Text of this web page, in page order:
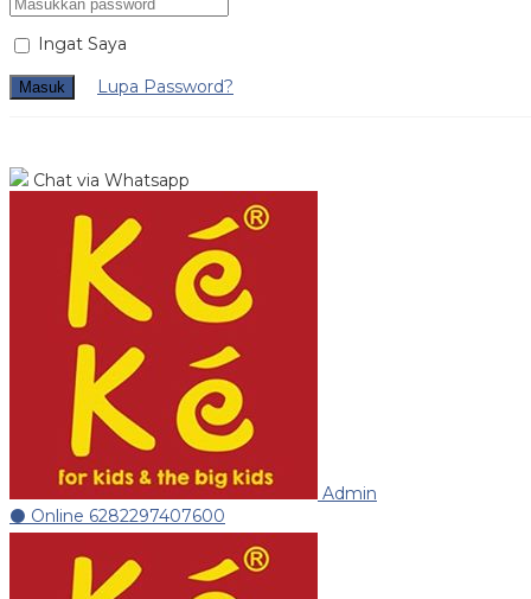
Ingat Saya
Masuk Lupa Password?
Chat via Whatsapp
Admin
⚫ Online 6282297407600